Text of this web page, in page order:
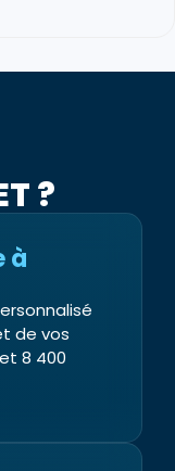
?
à
de vos
8 400